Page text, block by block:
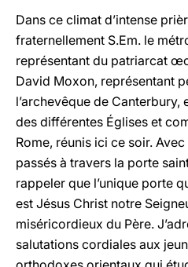
Dans ce climat d’intense
fraternellement S.Em. le
représentant du patriarcat
David Moxon, représentant
l’archevêque de Canterbury,
des différentes Églises et
Rome, réunis ici ce soir.
passés à travers la porte
rappeler que l’unique porte
est Jésus Christ notre
miséricordieux du Père.
salutations cordiales aux